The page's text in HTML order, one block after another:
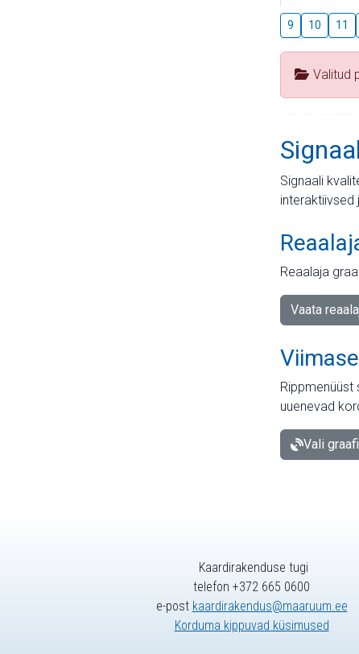
9 10 11
Valitud
Signaali
interaktiivsed
Reaalaja
Vaata
uuenevad
Vali
Kaardirakenduse tugi
telefon +372 665 0600
e-post kaardirakendus@maaruum.ee
Korduma kippuvad küsimused